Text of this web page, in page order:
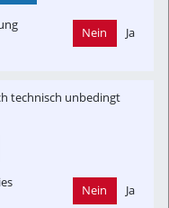
Nein Ja
technisch unbedingt
Nein Ja